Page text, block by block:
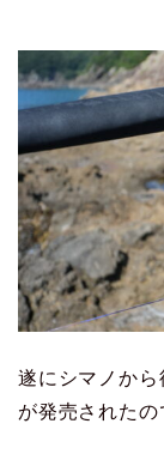
遂にシマノか
が発売されたの